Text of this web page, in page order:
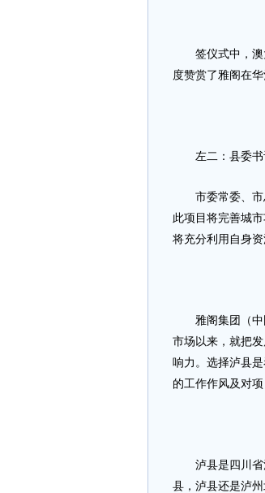
签仪式中，澳大
度赞赏了雅阁在
左二：县委书
市委常委、市总
此项目将完善城
将充分利用自身
雅阁集团（中国
市场以来，就把
响力。选择泸县
的工作作风及对项
泸县是四川省泸
县，泸县还是泸